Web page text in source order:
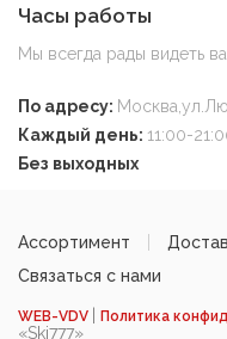
Часы работы
Мы всегда рады видеть
По адресу:
Каждый день: 11:00-
Без выходных
Ассортимент
Связаться с нами
WEB-VDV Политика
«Ski777»